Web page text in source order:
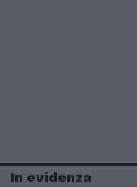
In evidenza